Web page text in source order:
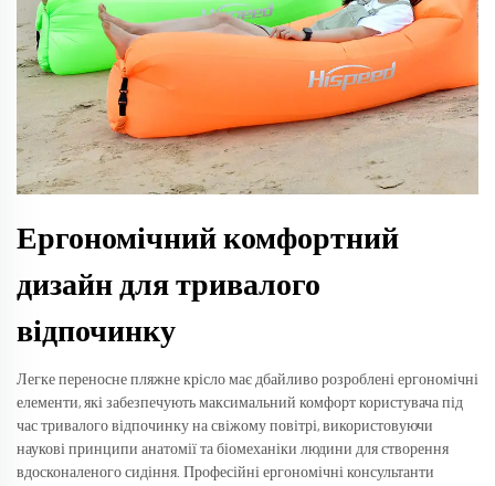
Ергономічний комфортний
дизайн для тривалого
відпочинку
Легке переносне пляжне крісло має дбайливо розроблені ергономічні
елементи, які забезпечують максимальний комфорт користувача під
час тривалого відпочинку на свіжому повітрі, використовуючи
наукові принципи анатомії та біомеханіки людини для створення
вдосконаленого сидіння. Професійні ергономічні консультанти